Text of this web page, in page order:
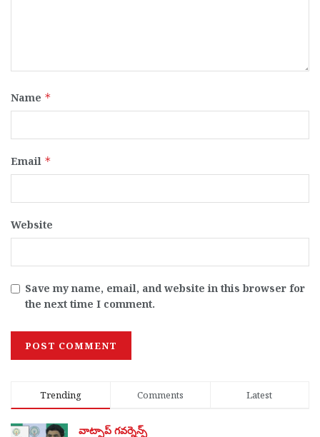
Name *
Email *
Website
Save my name, email, and website in this browser for
the next time I comment.
Trending Comments Latest
వాట్సాప్ గవర్నెన్స్